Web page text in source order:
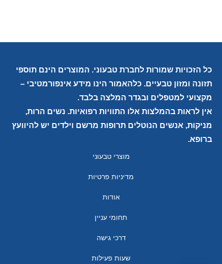
כל הזכויות שמורות לחברת טבעוני. המוצרים הינם תוספי
תזונה ומזון טבעיים. כלהאמור הינו מידע אינפורמטיבי –
מקצועי למטפלים ובגדר המלצה בלבד.
אין לראות בהמלצות אלו התוויות רפואיות. נשים הרות,
מניקות, אנשים הנוטלים תרופות מרשם וילדים יש להיוועץ
ברופא.
מוצרי טבעוני
מדיניות פרטיות
אודות
תחומי עניין
דרכי גישה
שעות פעילות